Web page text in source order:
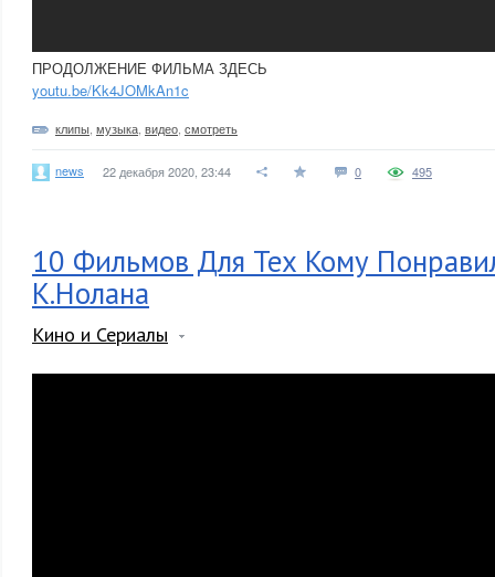
ПРОДОЛЖЕНИЕ ФИЛЬМА ЗДЕСЬ
youtu.be/Kk4JOMkAn1c
клипы музыка видео смотреть
news 22 декабря 2020, 23:44 0 495
10 Фильмов Для Тех Кому
К.Нолана
Кино и Сериалы